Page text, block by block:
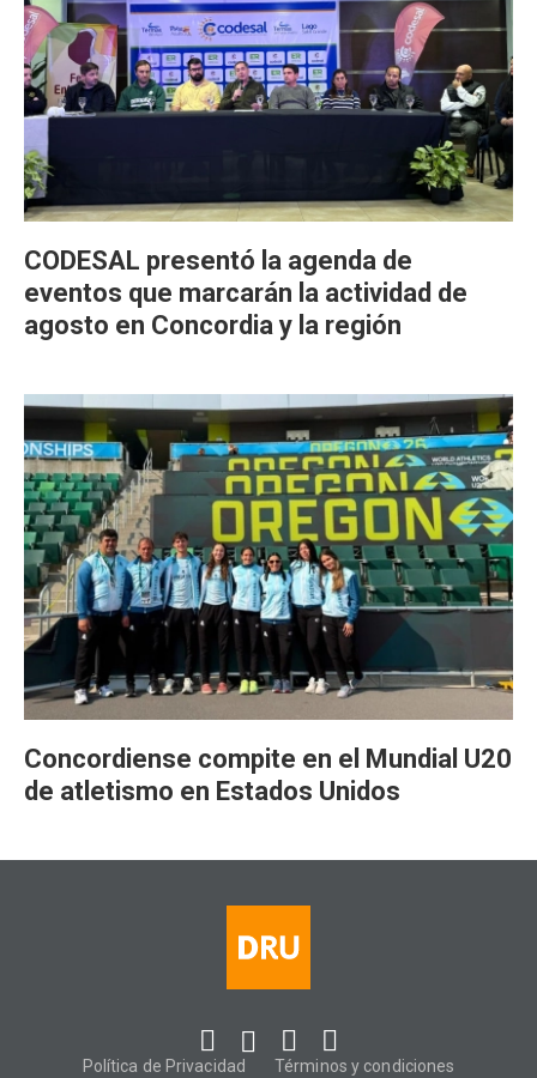
CODESAL presentó la agenda de
eventos que marcarán la actividad de
agosto en Concordia y la región
Concordiense compite en el Mundial U20
de atletismo en Estados Unidos
Política de Privacidad Términos y condiciones